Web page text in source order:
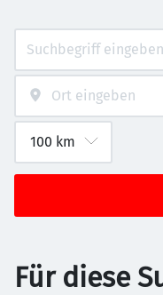
Für diese